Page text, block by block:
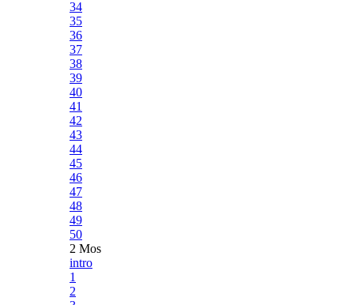
34
35
36
37
38
39
40
41
42
43
44
45
46
47
48
49
50
2 Mos
intro
1
2